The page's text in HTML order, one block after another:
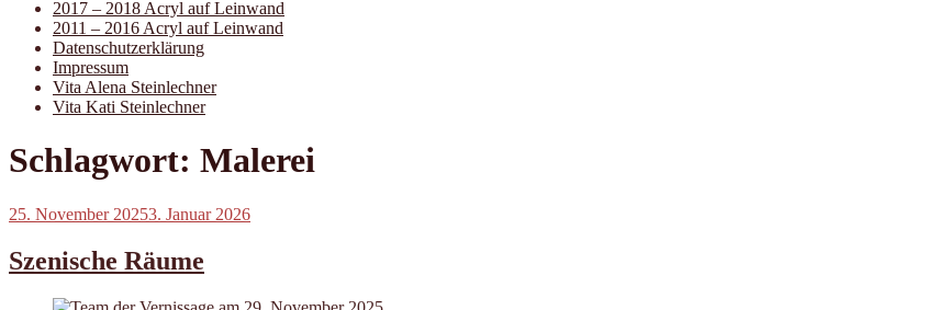
2017 – 2018 Acryl auf Leinwand
2011 – 2016 Acryl auf Leinwand
Datenschutzerklärung
Impressum
Vita Alena Steinlechner
Vita Kati Steinlechner
Schlagwort: Malerei
Veröffentlicht
25. November 20253. Januar 2026
Szenische Räume